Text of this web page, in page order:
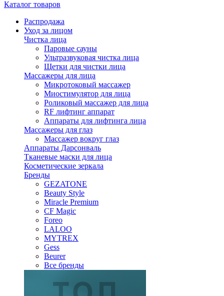
Каталог товаров
Распродажа
Уход за лицом
Чистка лица
Паровые сауны
Ультразвуковая чистка лица
Щетки для чистки лица
Массажеры для лица
Микротоковый массажер
Миостимулятор для лица
Роликовый массажер для лица
RF лифтинг аппарат
Аппараты для лифтинга лица
Массажеры для глаз
Массажер вокруг глаз
Аппараты Дарсонваль
Тканевые маски для лица
Косметические зеркала
Бренды
GEZATONE
Beauty Style
Miracle Premium
CF Magic
Foreo
LALOO
MYTREX
Gess
Beurer
Все бренды